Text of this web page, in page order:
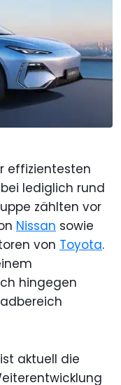
effizientesten
lediglich rund
zählten vor
Nissan sowie
von Toyota.
hingegen
aktuell die